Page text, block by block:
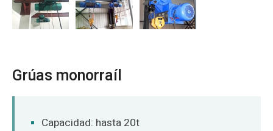
Grúas monorraíl
Capacidad: hasta 20t